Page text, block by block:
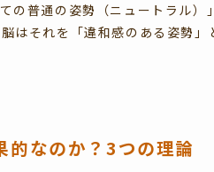
の普通の姿勢（ニュートラル
はそれを「違和感のある姿勢
的なのか？3つの理論